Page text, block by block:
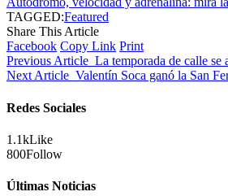
TAGGED:Featured
Share This Article
Facebook Copy Link Print
Previous Article La temporada de calle se
Next Article Valentín Soca ganó la San
Redes Sociales
1.1kLike
800Follow
Últimas Noticias